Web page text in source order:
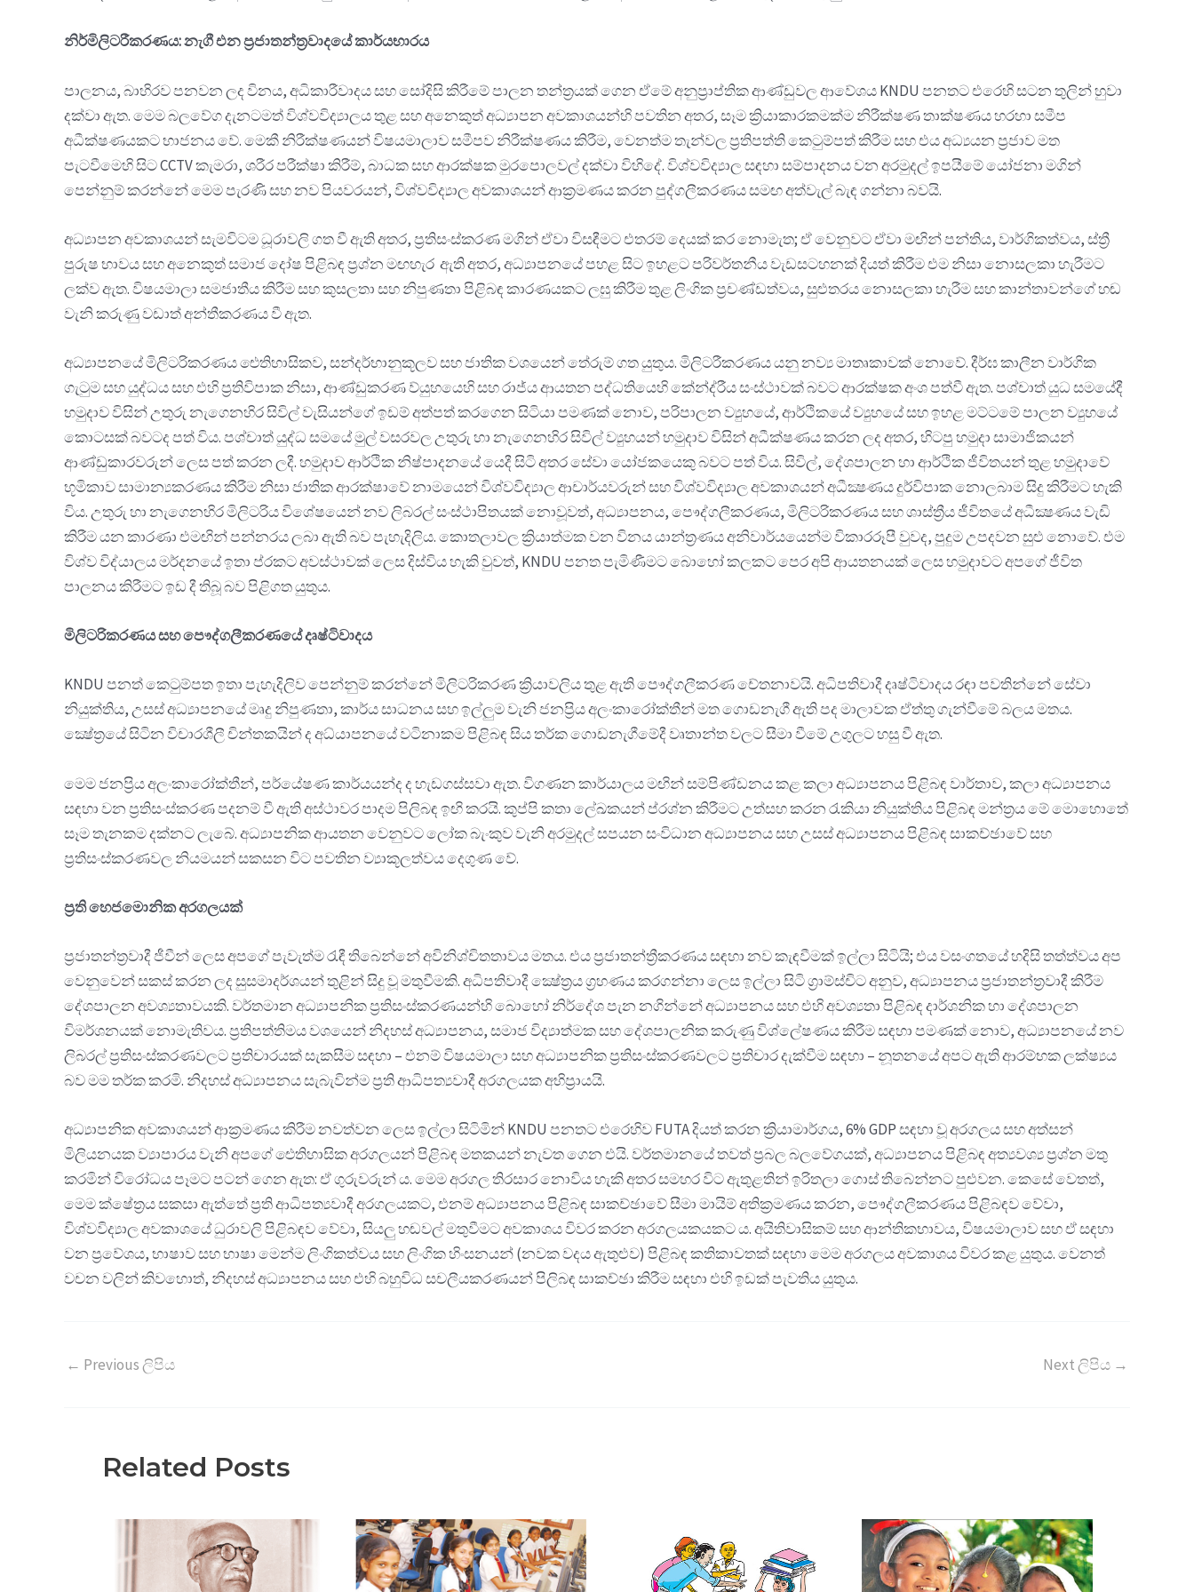
නිර්මිලිටරීකරණය: නැගී එන ප්‍රජාතන්ත්‍රවාදයේ කාර්යභාරය
පාලනය, බාහිරව පනවන ලද විනය, අධිකාරීවාදය සහ සෝදිසි කිරීමේ පාලන තන්ත්‍රයක් ගෙන ඒමේ අනුප්‍රාප්තික ආණ්ඩුවල ආවේශය KNDU පනතට එරෙහි සටන තුලින් හුවා
දක්වා ඇත. මෙම බලවේග දැනටමත් විශ්වවිද්‍යාලය තුළ සහ අනෙකුත් අධ්‍යාපන අවකාශයන්හි පවතින අතර, සෑම ක්‍රියාකාරකමක්ම නිරීක්ෂණ තාක්ෂණය හරහා සමීප
අධීක්ෂණයකට භාජනය වේ. මෙකී නිරීක්ෂණයන් විෂයමාලාව සමීපව නිරීක්ෂණය කිරීම, වෙනත්ම තැන්වල ප්‍රතිපත්ති කෙටුම්පත් කිරීම සහ එය අධ්‍යයන ප්‍රජාව මත
පැටවීමෙහි සිට CCTV කැමරා, ශරීර පරීක්ෂා කිරීම්, බාධක සහ ආරක්ෂක මුරපොලවල් දක්වා විහිදේ. විශ්වවිද්‍යාල සඳහා සම්පාදනය වන අරමුදල් ඉපයීමේ යෝජනා මගින්
පෙන්නුම් කරන්නේ මෙම පැරණි සහ නව පියවරයන්, විශ්වවිද්‍යාල අවකාශයන් ආක්‍රමණය කරන පුද්ගලීකරණය සමඟ අත්වැල් බැඳ ගන්නා බවයි.
අධ්‍යාපන අවකාශයන් සැමවිටම ධූරාවලි ගත වී ඇති අතර, ප්‍රතිසංස්කරණ මගින් ඒවා විසඳීමට එතරම් දෙයක් කර නොමැත; ඒ වෙනුවට ඒවා මඟින් පන්තිය, වාර්ගිකත්වය, ස්ත්‍රී
පුරුෂ භාවය සහ අනෙකුත් සමාජ දෝෂ පිළිබඳ ප්‍රශ්න මඟහැර ඇති අතර, අධ්‍යාපනයේ පහළ සිට ඉහළට පරිවර්තනීය වැඩසටහනක් දියත් කිරීම එම නිසා නොසලකා හැරීමට
ලක්ව ඇත. විෂයමාලා සමජාතීය කිරීම සහ කුසලතා සහ නිපුණතා පිළිබඳ කාරණයකට ලඝු කිරීම තුළ ලිංගික ප්‍රචණ්ඩත්වය, සුළුතරය නොසලකා හැරීම සහ කාන්තාවන්ගේ හඬ
වැනි කරුණු වඩාත් අන්තීකරණය වී ඇත.
අධ්‍යාපනයේ මිලිටරිකරණය ඓතිහාසිකව, සන්දර්භානුකූලව සහ ජාතික වශයෙන් තේරුම් ගත යුතුය. මිලිටරීකරණය යනු නව්‍ය මාතෘකාවක් නොවේ. දීර්ඝ කාලීන වාර්ගික
ගැටුම සහ යුද්ධය සහ එහි ප්‍රතිවිපාක නිසා, ආණ්ඩුකරණ ව්යුහයෙහි සහ රාජ්ය ආයතන පද්ධතියෙහි කේන්ද්රීය සංස්ථාවක් බවට ආරක්ෂක අංශ පත්වී ඇත. පශ්චාත් යුධ සමයේදී
හමුදාව විසින් උතුරු නැගෙනහිර සිවිල් වැසියන්ගේ ඉඩම් අත්පත් කරගෙන සිටියා පමණක් නොව, පරිපාලන ව්‍යුහයේ, ආර්ථිකයේ ව්‍යුහයේ සහ ඉහළ මට්ටමේ පාලන ව්‍යුහයේ
කොටසක් බවටද පත් විය. පශ්චාත් යුද්ධ සමයේ මුල් වසරවල උතුරු හා නැගෙනහිර සිවිල් ව්‍යුහයන් හමුදාව විසින් අධීක්ෂණය කරන ලද අතර, හිටපු හමුදා සාමාජිකයන්
ආණ්ඩුකාරවරුන් ලෙස පත් කරන ලදී. හමුදාව ආර්ථික නිෂ්පාදනයේ යෙදී සිටි අතර සේවා යෝජකයෙකු බවට පත් විය. සිවිල්, දේශපාලන හා ආර්ථික ජීවිතයන් තුළ හමුදාවේ
භූමිකාව සාමාන්‍යකරණය කිරීම නිසා ජාතික ආරක්ෂාවේ නාමයෙන් විශ්වවිද්‍යාල ආචාර්යවරුන් සහ විශ්වවිද්‍යාල අවකාශයන් අධීක්‍ෂණය දුර්විපාක නොලබාම සිදු කිරීමට හැකි
විය. උතුරු හා නැගෙනහිර මිලිටරිය විශේෂයෙන් නව ලිබරල් සංස්ථාපිතයක් නොවූවත්, අධ්‍යාපනය, පෞද්ගලීකරණය, මිලිටරිකරණය සහ ශාස්ත්‍රීය ජීවිතයේ අධීක්‍ෂණය වැඩි
කිරීම යන කාරණා එමඟින් පන්නරය ලබා ඇති බව පැහැදිලිය. කොතලාවල ක්‍රියාත්මක වන විනය යාන්ත්‍රණය අනිවාර්යයෙන්ම විකාරරූපී වුවද, පුදුම උපදවන සුළු නොවේ. එම
විශ්ව විද්යාලය මර්දනයේ ඉතා ප්රකට අවස්ථාවක් ලෙස දිස්විය හැකි වුවත්, KNDU පනත පැමිණීමට බොහෝ කලකට පෙර අපි ආයතනයක් ලෙස හමුදාවට අපගේ ජීවිත
පාලනය කිරීමට ඉඩ දී තිබූ බව පිළිගත යුතුය.
මිලිටරිකරණය සහ පෞද්ගලීකරණයේ දෘෂ්ටිවාදය
KNDU පනත් කෙටුම්පත ඉතා පැහැදිලිව පෙන්නුම් කරන්නේ මිලිටරිකරණ ක්‍රියාවලි‍ය තුළ ඇති පෞද්ගලීකරණ චේතනාවයි. අධිපතිවාදී දෘෂ්ටිවාදය රඳා පවතින්නේ සේවා
නියුක්තිය, උසස් අධ්‍යාපනයේ මෘදු නිපුණතා, කාර්ය සාධනය සහ ඉල්ලුම වැනි ජනප්‍රිය අලංකාරෝක්තීන් මත ගොඩනැගී ඇති පද මාලාවක ඒත්තු ගැන්වීමේ බලය මතය.
ක්‍ෂේත්‍රයේ සිටින විචාරශීලී චින්තකයින් ද අධ්යාපනයේ වටිනාකම පිළිබඳ සිය තර්ක ගොඩනැගීමේදී වෘතාන්ත වලට සීමා වීමේ උගුලට හසු වී ඇත.
මෙම ජනප්‍රිය අලංකාරෝක්තීන්, පර්යේෂණ කාර්යයන්ද ද හැඩගස්සවා ඇත. විගණන කාර්යාලය මඟින් සම්පිණ්ඩනය කළ කලා අධ්‍යාපනය පිළිබඳ වාර්තාව, කලා අධ්‍යාපනය
සඳහා වන ප්‍රතිසංස්කරණ පදනම් වී ඇති අස්ථාවර පාදම පිලිබඳ ඉඟි කරයි. කුප්පි කතා ලේඛකයන් ප්රශ්න කිරීමට උත්සහ කරන රැකියා නියුක්තිය පිළිබඳ මන්ත්‍රය මේ මොහොතේ
සෑම තැනකම දක්නට ලැබේ. අධ්‍යාපනික ආයතන වෙනුවට ලෝක බැංකුව වැනි අරමුදල් සපයන සංවිධාන අධ්‍යාපනය සහ උසස් අධ්‍යාපනය පිළිබඳ සාකච්ඡාවේ සහ
ප්‍රතිසංස්කරණවල නියමයන් සකසන විට පවතින ව්‍යාකූලත්වය දෙගුණ වේ.
ප්‍රති හෙජමොනික අරගලයක්
ප්‍රජාතන්ත්‍රවාදී ජීවීන් ලෙස අපගේ පැවැත්ම රැඳී තිබෙන්නේ අවිනිශ්චිතතාවය මතය. එය ප්‍රජාතන්ත්‍රීකරණය සඳහා නව කැඳවීමක් ඉල්ලා සිටියි; එය වසංගතයේ හදිසි තත්ත්වය අප
වෙනුවෙන් සකස් කරන ලද සුසමාදර්ශයන් තුළින් සිදු වූ මතුවීමකි. අධිපතිවාදී ක්‍ෂේත්‍රය ග්‍රහණය කරගන්නා ලෙස ඉල්ලා සිටි ග්‍රාම්ස්චිට අනුව, අධ්‍යාපනය ප්‍රජාතන්ත්‍රවාදී කිරීම
දේශපාලන අවශ්‍යතාවයකි. වර්තමාන අධ්‍යාපනික ප්‍රතිසංස්කරණයන්හි බොහෝ නිර්දේශ පැන නගින්නේ අධ්‍යාපනය සහ එහි අවශ්‍යතා පිළිබඳ දාර්ශනික හා දේශපාලන
විමර්ශනයක් නොමැතිවය. ප්‍රතිපත්තිමය වශයෙන් නිදහස් අධ්‍යාපනය, සමාජ විද්‍යාත්මක සහ දේශපාලනික කරුණු විශ්ලේෂණය කිරීම සඳහා පමණක් නොව, අධ්‍යාපනයේ නව
ලිබරල් ප්‍රතිසංස්කරණවලට ප්‍රතිචාරයක් සැකසීම සඳහා – එනම් විෂයමාලා සහ අධ්‍යාපනික ප්‍රතිසංස්කරණවලට ප්‍රතිචාර දැක්වීම සඳහා – නූතනයේ අපට ඇති ආරම්භක ලක්ෂ්‍යය
බව මම තර්ක කරමි. නිදහස් අධ්‍යාපනය සැබැවින්ම ප්‍රති ආධිපත්‍යවාදී අරගලයක අභිප්‍රායයි.
අධ්‍යාපනික අවකාශයන් ආක්‍රමණය කිරීම නවත්වන ලෙස ඉල්ලා සිටිමින් KNDU පනතට එරෙහිව FUTA දියත් කරන ක්‍රියාමාර්ගය, 6% GDP සඳහා වූ අරගලය සහ අත්සන්
මිලියනයක ව්‍යාපාරය වැනි අපගේ ඓතිහාසික අරගලයන් පිළිබඳ මතකයන් නැවත ගෙන එයි. වර්තමානයේ තවත් ප්‍රබල බලවේගයක්, අධ්‍යාපනය පිළිබඳ අත්‍යවශ්‍ය ප්‍රශ්න මතු
කරමින් විරෝධය පෑමට පටන් ගෙන ඇත: ඒ ගුරුවරුන් ය. මෙම අරගල තිරසාර නොවිය හැකි අතර සමහර විට ඇතුළතින් ඉරිතලා ගොස් තිබෙන්නට පුළුවන. කෙසේ වෙතත්,
මෙම ක්ෂේත්‍රය සකසා ඇත්තේ ප්‍රති ආධිපත්‍යවාදී අරගලයකට, එනම් අධ්‍යාපනය පිළිබඳ සාකච්ඡාවේ සීමා මායිම් අතික්‍රමණය කරන, පෞද්ගලීකරණය පිළිබඳව වේවා,
විශ්වවිද්‍යාල අවකාශයේ ධුරාවලි පිළිබඳව වේවා, සියලු හඬවල් මතුවීමට අවකාශය විවර කරන අරගලයකයකට ය. අයිතිවාසිකම් සහ ආන්තිකභාවය, විෂයමාලාව සහ ඒ සඳහා
වන ප්‍රවේශය, භාෂාව සහ භාෂා මෙන්ම ලිංගිකත්වය සහ ලිංගික හිංසනයන් (නවක වදය ඇතුළුව) පිළිබඳ කතිකාවතක් සඳහා මෙම අරගලය අවකාශය විවර කළ යුතුය. වෙනත්
වචන වලින් කිවහොත්, නිදහස් අධ්‍යාපනය සහ එහි බහුවිධ සචලීයකරණයන් පිලිබඳ සාකච්ඡා කිරීම සඳහා එහි ඉඩක් පැවතිය යුතුය.
← Previous ලිපිය Next ලිපිය →
Related Posts